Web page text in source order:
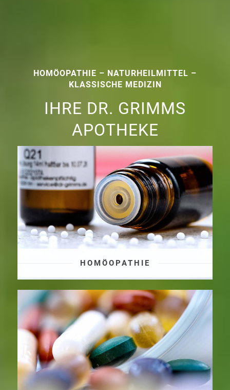
HOMÖOPATHIE – NATURHEILMITTEL –
KLASSISCHE MEDIZIN
IHRE DR. GRIMMS
APOTHEKE
HOMÖOPATHIE